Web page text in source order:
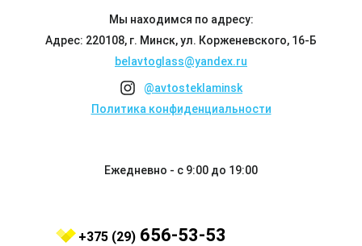
Мы находимся по адресу:
Адрес: 220108, г. Минск, ул. Корженевского, 16-Б
belavtoglass@yandex.ru
@avtosteklaminsk
Политика конфиденциальности
Ежедневно - с 9:00 до 19:00
+375 (29) 656-53-53